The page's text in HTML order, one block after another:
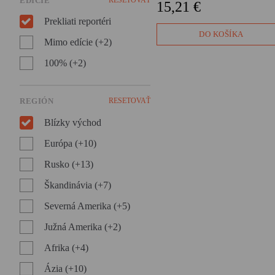
Prekliati reportéri
Mimo edície (+2)
100% (+2)
REGIÓN RESETOVAŤ
Blízky východ
Európa (+10)
Rusko (+13)
Škandinávia (+7)
Severná Amerika (+5)
Južná Amerika (+2)
Afrika (+4)
Ázia (+10)
15,21 €
DO KOŠÍKA